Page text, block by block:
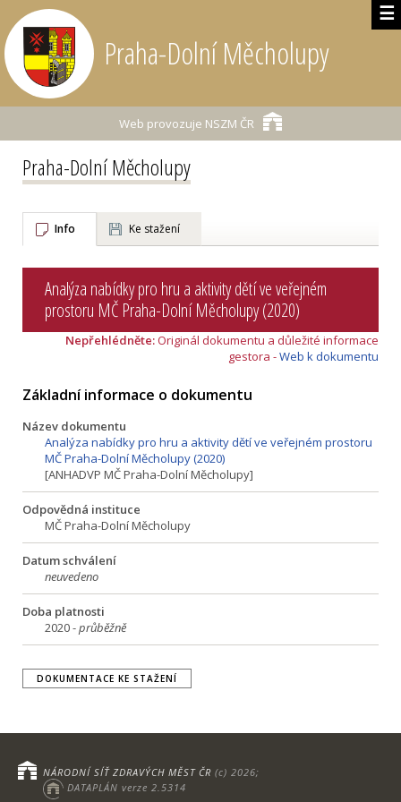
☰
Praha-Dolní Měcholupy
Web provozuje NSZM ČR
Praha-Dolní Měcholupy
Info Ke stažení
Analýza nabídky pro hru a aktivity dětí ve veřejném
prostoru MČ Praha-Dolní Měcholupy (2020)
Nepřehlédněte:Originál dokumentu a důležité informace
gestora -Web k dokumentu
Základní informace o dokumentu
Název dokumentu
Analýza nabídky pro hru a aktivity dětí ve veřejném prostoru
MČ Praha-Dolní Měcholupy (2020)
[ANHADVP MČ Praha-Dolní Měcholupy]
Odpovědná instituce
MČ Praha-Dolní Měcholupy
Datum schválení
neuvedeno
Doba platnosti
2020 -průběžně
DOKUMENTACE KE STAŽENÍ
NÁRODNÍ SÍŤ ZDRAVÝCH MĚST ČR (c) 2026;
DATAPLÁN verze 2.5314